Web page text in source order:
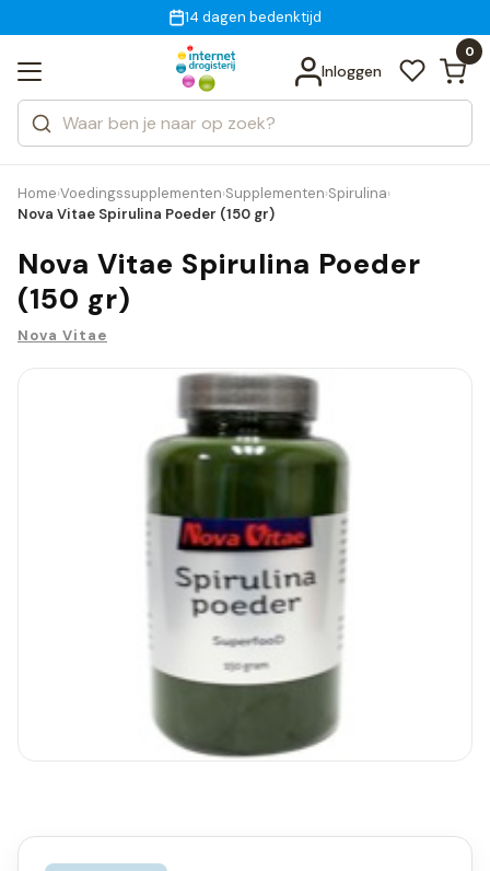
voor 18:00 uur besteld
Gratis bezorging
14 dagen bedenktijd
Inloggen
0
Zoeken
Categorieën
Merken
Bekijk alle resultaten
Home›Voedingssupplementen›Supplementen›Spirulina›
Nova Vitae Spirulina Poeder (150 gr)
Nova Vitae Spirulina Poeder
(150 gr)
Nova Vitae